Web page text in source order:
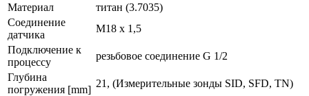
Материал
титан (3.7035)
Соединение
датчика
M18 x 1,5
Подключение к
процессу
резьбовое соединение G 1/2
Глубина
погружения [mm]
21, (Измерительные зонды SID, SFD, TN)